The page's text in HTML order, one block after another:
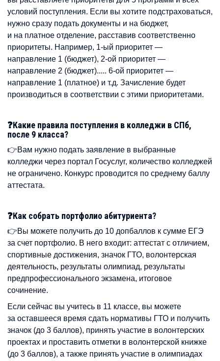
условий поступления. Если вы хотите подстраховаться,
нужно сразу подать документы и на бюджет,
и на платное отделение, расставив соответственно
приоритеты. Например, 1-ый приоритет —
направление 1 (бюджет), 2-ой приоритет —
направление 2 (бюджет)..... 6-ой приоритет —
направление 1 (платное) и т.д. Зачисление будет
производиться в соответствии с этими приоритетами.
❓Какие правила поступления в колледжи в СПб,
после 9 класса?
👉Вам нужно подать заявление в выбранные
колледжи через портал Госуслуг, количество колледжей
не ограничено. Конкурс проводится по среднему баллу
аттестата.
❓Как собрать портфолио абитуриента?
👉Вы можете получить до 10 допбаллов к сумме ЕГЭ
за счет портфолио. В него входит: аттестат с отличием,
спортивные достижения, значок ГТО, волонтерская
деятельность, результаты олимпиад, результаты
предпрофессионального экзамена, итоговое
сочинение.
Если сейчас вы учитесь в 11 классе, вы можете
за оставшееся время сдать нормативы ГТО и получить
значок (до 3 баллов), принять участие в волонтерских
проектах и проставить отметки в волонтерской книжке
(до 3 баллов), а также принять участие в олимпиадах